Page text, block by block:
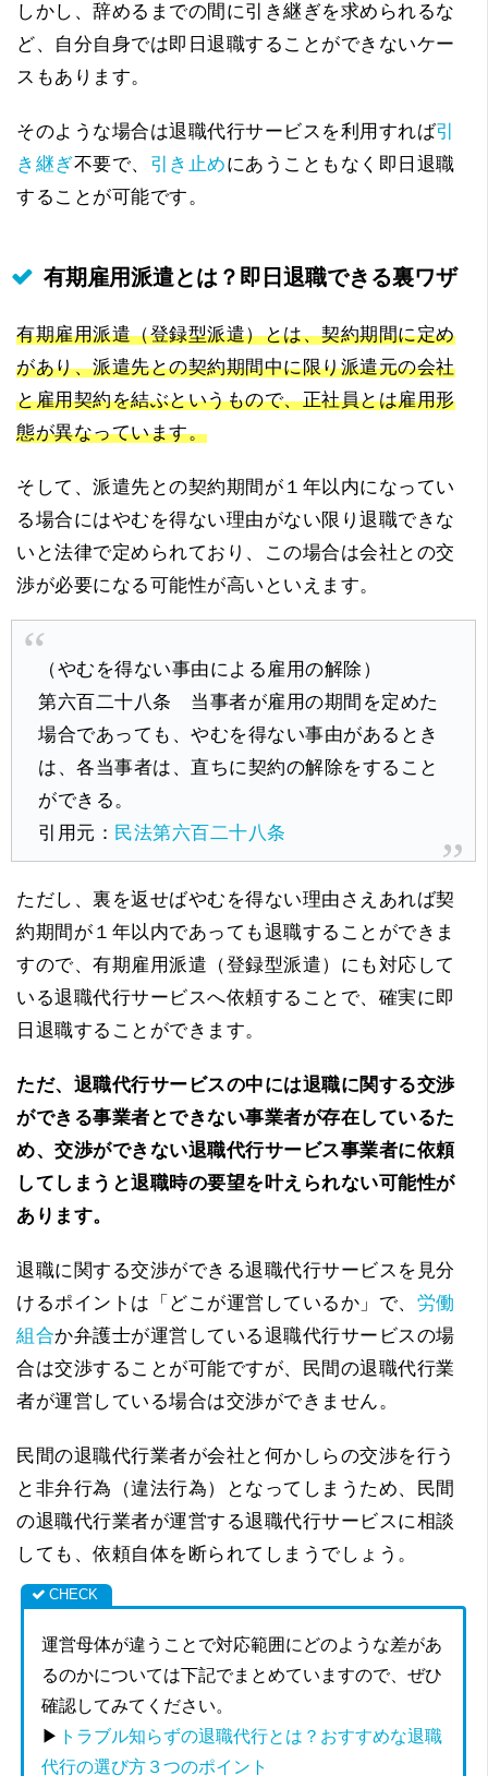
しかし、辞めるまでの間に引き継ぎを求められるな
ど、自分自身では即日退職することができないケー
スもあります。
そのような場合は退職代行サービスを利用すれば引
き継ぎ不要で、 引き止めにあうこともなく即日退職
することが可能です。
有期雇用派遣とは？即日退職できる裏ワザ
有期雇用派遣（登録型派遣）とは、契約期間に定め
があり、派遣先との契約期間中に限り派遣元の会社
と雇用契約を結ぶというもので、正社員とは雇用形
態が異なっています。
そして、派遣先との契約期間が１年以内になってい
る場合にはやむを得ない理由がない限り退職できな
いと法律で定められており、この場合は会社との交
渉が必要になる可能性が高いといえます。
（やむを得ない事由による雇用の解除）
第六百二十八条 当事者が雇用の期間を定めた
場合であっても、やむを得ない事由があるとき
は、各当事者は、直ちに契約の解除をすること
ができる。
引用元： 民法第六百二十八条
ただし、裏を返せばやむを得ない理由さえあれば契
約期間が１年以内であっても退職することができま
すので、有期雇用派遣（登録型派遣）にも対応して
いる退職代行サービスへ依頼することで、確実に即
日退職することができます。
ただ、退職代行サービスの中には退職に関する交渉
ができる事業者とできない事業者が存在しているた
め、交渉ができない退職代行サービス事業者に依頼
してしまうと退職時の要望を叶えられない可能性が
あります。
退職に関する交渉ができる退職代行サービスを見分
けるポイントは「どこが運営しているか」で、 労働
組合か弁護士が運営している退職代行サービスの場
合は交渉することが可能ですが、民間の退職代行業
者が運営している場合は交渉ができません。
民間の退職代行業者が会社と何かしらの交渉を行う
と非弁行為（違法行為）となってしまうため、民間
の退職代行業者が運営する退職代行サービスに相談
しても、依頼自体を断られてしまうでしょう。
運営母体が違うことで対応範囲にどのような差があ
るのかについては下記でまとめていますので、ぜひ
確認してみてください。
▶ トラブル知らずの退職代行とは？おすすめな退職
代行の選び方３つのポイント